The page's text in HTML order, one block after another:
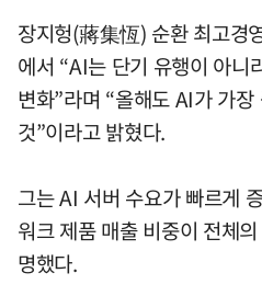
장지헝(蔣集恆) 순환 최고경
에서 “AI는 단기 유행이 아니
변화”라며 “올해도 AI가 가
것”이라고 밝혔다.
그는 AI 서버 수요가 빠르게
워크 제품 매출 비중이 전체
명했다.